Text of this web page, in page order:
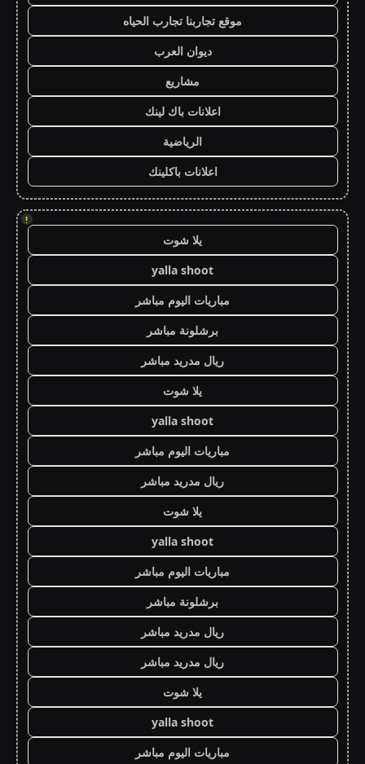
موقع تجاربنا تجارب الحياه
ديوان العرب
مشاريع
اعلانات باك لينك
الرياضية
اعلانات باكلينك
!
يلا شوت
yalla shoot
مباريات اليوم مباشر
برشلونة مباشر
ريال مدريد مباشر
يلا شوت
yalla shoot
مباريات اليوم مباشر
ريال مدريد مباشر
يلا شوت
yalla shoot
مباريات اليوم مباشر
برشلونة مباشر
ريال مدريد مباشر
ريال مدريد مباشر
يلا شوت
yalla shoot
مباريات اليوم مباشر